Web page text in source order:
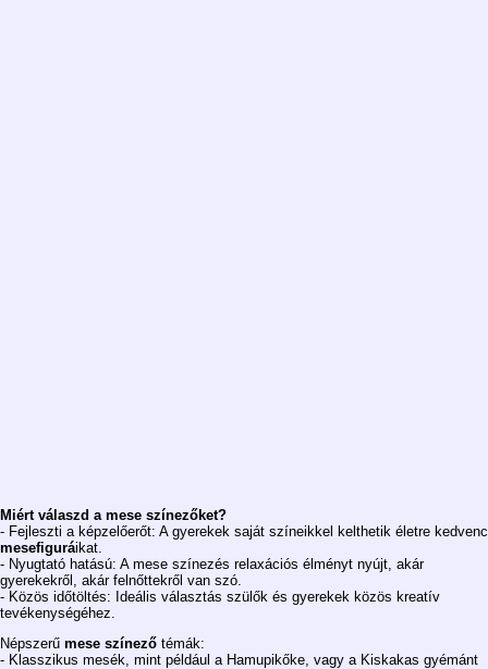
Miért válaszd a mese színezőket?
- Fejleszti a képzelőerőt: A gyerekek saját színeikkel kelthetik életre kedvenc
mesefiguráikat.
- Nyugtató hatású: A mese színezés relaxációs élményt nyújt, akár
gyerekekről, akár felnőttekről van szó.
- Közös időtöltés: Ideális választás szülők és gyerekek közös kreatív
tevékenységéhez.
Népszerű mese színező témák:
- Klasszikus mesék, mint például a Hamupikőke, vagy a Kiskakas gyémánt